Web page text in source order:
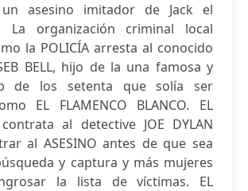
asesino imitador de Jack el
La organización criminal local
la POLICÍA arresta al conocido
BELL, hijo de la una famosa y
de los setenta que solía ser
EL FLAMENCO BLANCO. EL
contrata al detective JOE DYLAN
al ASESINO antes de que sea
y captura y más mujeres
la lista de víctimas. EL